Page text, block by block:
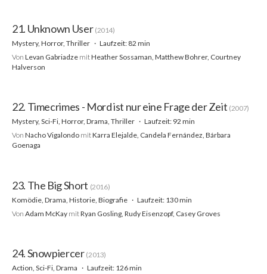
21. Unknown User (2014)
Mystery, Horror, Thriller
Laufzeit: 82 min
Von Levan Gabriadze mitHeather Sossaman, Matthew Bohrer, Courtney
Halverson
22. Timecrimes - Mord ist nur eine Frage der Zeit (2007)
Mystery, Sci-Fi, Horror, Drama, Thriller
Laufzeit: 92 min
Von Nacho Vigalondo mitKarra Elejalde, Candela Fernández, Bárbara
Goenaga
23. The Big Short (2016)
Komödie, Drama, Historie, Biografie
Laufzeit: 130 min
Von Adam McKay mitRyan Gosling, Rudy Eisenzopf, Casey Groves
24. Snowpiercer (2013)
Action, Sci-Fi, Drama
Laufzeit: 126 min